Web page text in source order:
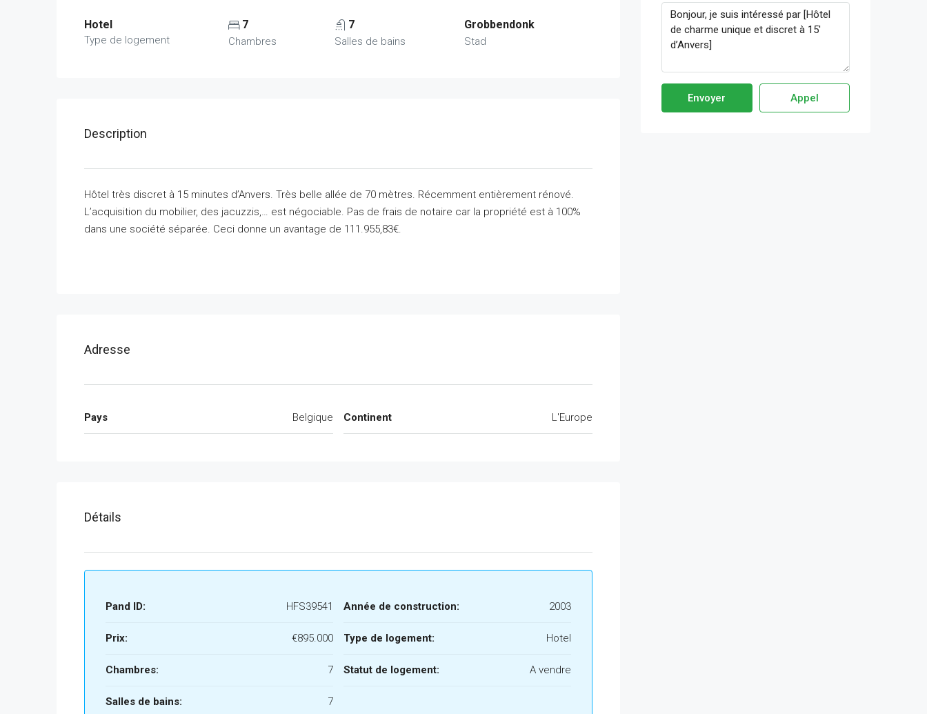
Hotel
Type de logement
7
Chambres
7
Salles de bains
Grobbendonk
Stad
Description
Hôtel très discret à 15 minutes d’Anvers. Très belle allée de 70 mètres. Récemment entièrement rénové.
L’acquisition du mobilier, des jacuzzis,… est négociable. Pas de frais de notaire car la propriété est à 100%
dans une société séparée. Ceci donne un avantage de 111.955,83€.
Adresse
Pays Belgique Continent L'Europe
Détails
Pand ID: HFS39541
Prix: €895.000
Chambres: 7
Salles de bains: 7
Année de construction: 2003
Type de logement: Hotel
Statut de logement: A vendre
Envoyer Appel